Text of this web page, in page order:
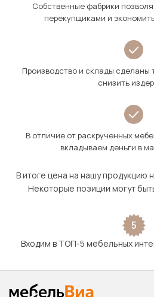
Собственные фабрики
перекупщиками и
Производство и склады сделаны
снизить
В отличие от раскрученных
вкладываем деньги в
В итоге цена на нашу продукцию
Некоторые позиции могут
5
Входим в ТОП-5 мебельных